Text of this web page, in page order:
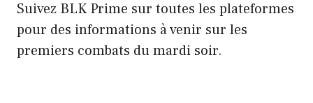
Suivez BLK Prime sur toutes les plateformes
pour des informations à venir sur les
premiers combats du mardi soir.